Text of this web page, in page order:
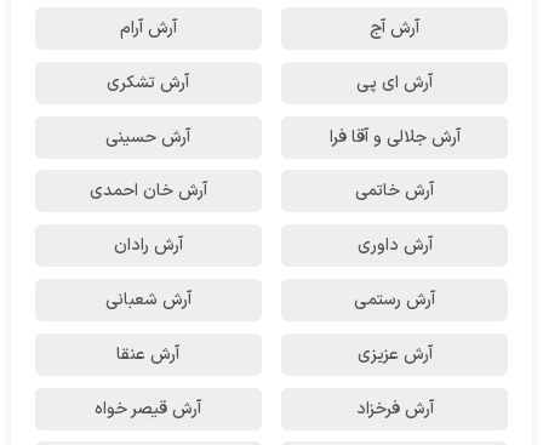
آرش آج آرش آرام
آرش ای پی آرش تشکری
آرش جلالی و آقا فرا آرش حسینی
آرش خاتمی آرش خان احمدی
آرش داوری آرش رادان
آرش رستمى آرش شعبانی
آرش عزیزی آرش عنقا
آرش فرخزاد آرش قیصر خواه